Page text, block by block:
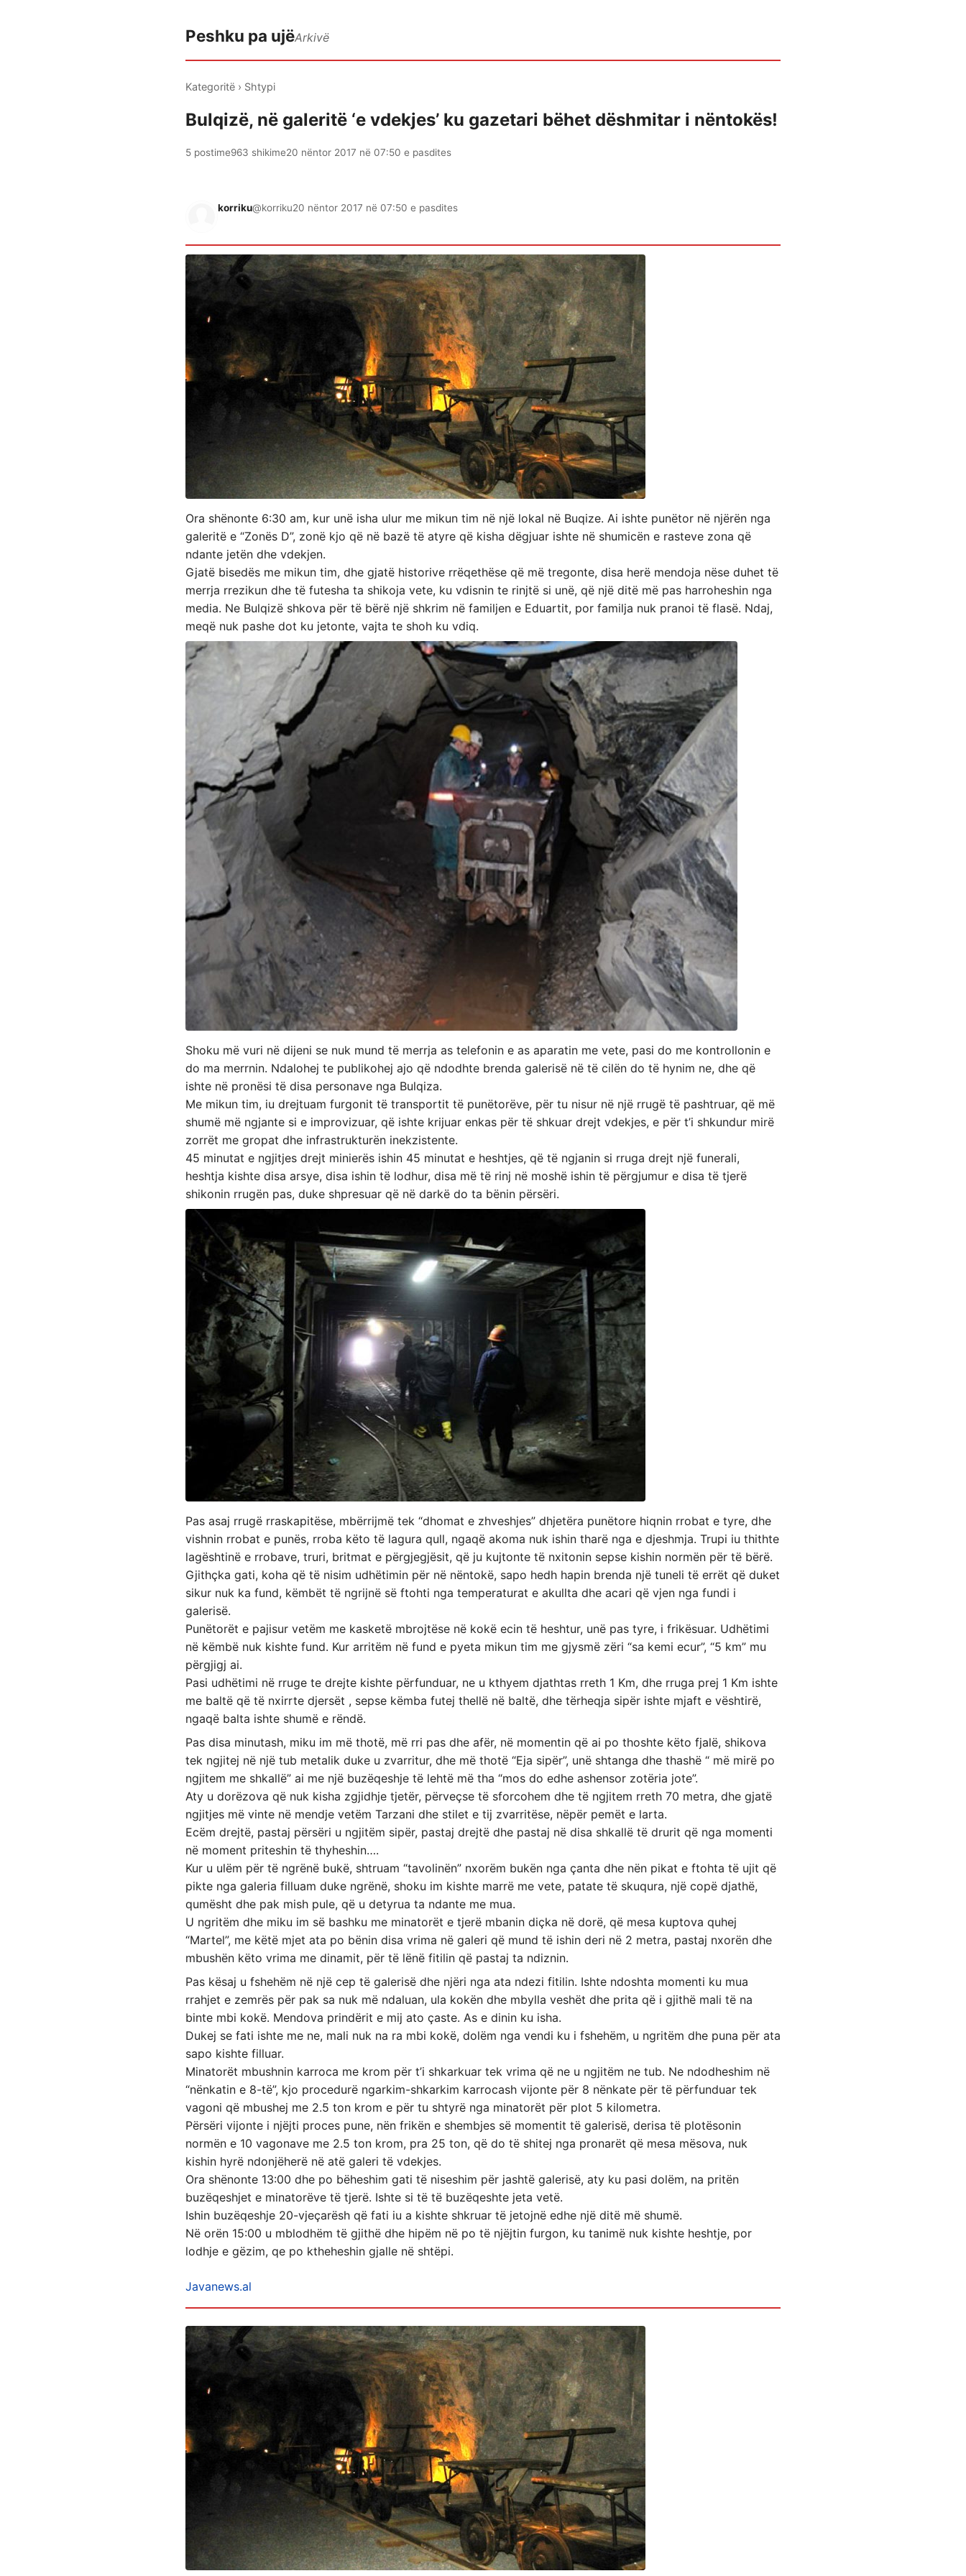
Peshku pa ujëArkivë
Kategoritë › Shtypi
Bulqizë, në galeritë ‘e vdekjes’ ku gazetari bëhet dëshmitar i nëntokës!
5 postime963 shikime20 nëntor 2017 në 07:50 e pasdites
korriku@korriku20 nëntor 2017 në 07:50 e pasdites
Ora shënonte 6:30 am, kur unë isha ulur me mikun tim në një lokal në Buqize. Ai ishte punëtor në njërën nga
galeritë e “Zonës D”, zonë kjo që në bazë të atyre që kisha dëgjuar ishte në shumicën e rasteve zona që
ndante jetën dhe vdekjen.
Gjatë bisedës me mikun tim, dhe gjatë historive rrëqethëse që më tregonte, disa herë mendoja nëse duhet të
merrja rrezikun dhe të futesha ta shikoja vete, ku vdisnin te rinjtë si unë, që një ditë më pas harroheshin nga
media. Ne Bulqizë shkova për të bërë një shkrim në familjen e Eduartit, por familja nuk pranoi të flasë. Ndaj,
meqë nuk pashe dot ku jetonte, vajta te shoh ku vdiq.
Shoku më vuri në dijeni se nuk mund të merrja as telefonin e as aparatin me vete, pasi do me kontrollonin e
do ma merrnin. Ndalohej te publikohej ajo që ndodhte brenda galerisë në të cilën do të hynim ne, dhe që
ishte në pronësi të disa personave nga Bulqiza.
Me mikun tim, iu drejtuam furgonit të transportit të punëtorëve, për tu nisur në një rrugë të pashtruar, që më
shumë më ngjante si e improvizuar, që ishte krijuar enkas për të shkuar drejt vdekjes, e për t’i shkundur mirë
zorrët me gropat dhe infrastrukturën inekzistente.
45 minutat e ngjitjes drejt minierës ishin 45 minutat e heshtjes, që të ngjanin si rruga drejt një funerali,
heshtja kishte disa arsye, disa ishin të lodhur, disa më të rinj në moshë ishin të përgjumur e disa të tjerë
shikonin rrugën pas, duke shpresuar që në darkë do ta bënin përsëri.
Pas asaj rrugë rraskapitëse, mbërrijmë tek “dhomat e zhveshjes” dhjetëra punëtore hiqnin rrobat e tyre, dhe
vishnin rrobat e punës, rroba këto të lagura qull, ngaqë akoma nuk ishin tharë nga e djeshmja. Trupi iu thithte
lagështinë e rrobave, truri, britmat e përgjegjësit, që ju kujtonte të nxitonin sepse kishin normën për të bërë.
Gjithҫka gati, koha që të nisim udhëtimin për në nëntokë, sapo hedh hapin brenda një tuneli të errët që duket
sikur nuk ka fund, këmbët të ngrijnë së ftohti nga temperaturat e akullta dhe acari që vjen nga fundi i
galerisë.
Punëtorët e pajisur vetëm me kasketë mbrojtëse në kokë ecin të heshtur, unë pas tyre, i frikësuar. Udhëtimi
në këmbë nuk kishte fund. Kur arritëm në fund e pyeta mikun tim me gjysmë zëri “sa kemi ecur”, “5 km” mu
përgjigj ai.
Pasi udhëtimi në rruge te drejte kishte përfunduar, ne u kthyem djathtas rreth 1 Km, dhe rruga prej 1 Km ishte
me baltë që të nxirrte djersët , sepse këmba futej thellë në baltë, dhe tërheqja sipër ishte mjaft e vështirë,
ngaqë balta ishte shumë e rëndë.
Pas disa minutash, miku im më thotë, më rri pas dhe afër, në momentin që ai po thoshte këto fjalë, shikova
tek ngjitej në një tub metalik duke u zvarritur, dhe më thotë “Eja sipër”, unë shtanga dhe thashë “ më mirë po
ngjitem me shkallë” ai me një buzëqeshje të lehtë më tha “mos do edhe ashensor zotëria jote”.
Aty u dorëzova që nuk kisha zgjidhje tjetër, përveҫse të sforcohem dhe të ngjitem rreth 70 metra, dhe gjatë
ngjitjes më vinte në mendje vetëm Tarzani dhe stilet e tij zvarritëse, nëpër pemët e larta.
Ecëm drejtë, pastaj përsëri u ngjitëm sipër, pastaj drejtë dhe pastaj në disa shkallë të drurit që nga momenti
në moment priteshin të thyheshin….
Kur u ulëm për të ngrënë bukë, shtruam “tavolinën” nxorëm bukën nga ҫanta dhe nën pikat e ftohta të ujit që
pikte nga galeria filluam duke ngrënë, shoku im kishte marrë me vete, patate të skuqura, një copë djathë,
qumësht dhe pak mish pule, që u detyrua ta ndante me mua.
U ngritëm dhe miku im së bashku me minatorët e tjerë mbanin diçka në dorë, që mesa kuptova quhej
“Martel”, me këtë mjet ata po bënin disa vrima në galeri që mund të ishin deri në 2 metra, pastaj nxorën dhe
mbushën këto vrima me dinamit, për të lënë fitilin që pastaj ta ndiznin.
Pas kësaj u fshehëm në një cep të galerisë dhe njëri nga ata ndezi fitilin. Ishte ndoshta momenti ku mua
rrahjet e zemrës për pak sa nuk më ndaluan, ula kokën dhe mbylla veshët dhe prita që i gjithë mali të na
binte mbi kokë. Mendova prindërit e mij ato ҫaste. As e dinin ku isha.
Dukej se fati ishte me ne, mali nuk na ra mbi kokë, dolëm nga vendi ku i fshehëm, u ngritëm dhe puna për ata
sapo kishte filluar.
Minatorët mbushnin karroca me krom për t’i shkarkuar tek vrima që ne u ngjitëm ne tub. Ne ndodheshim në
“nënkatin e 8-të”, kjo procedurë ngarkim-shkarkim karrocash vijonte për 8 nënkate për të përfunduar tek
vagoni që mbushej me 2.5 ton krom e për tu shtyrë nga minatorët për plot 5 kilometra.
Përsëri vijonte i njëjti proces pune, nën frikën e shembjes së momentit të galerisë, derisa të plotësonin
normën e 10 vagonave me 2.5 ton krom, pra 25 ton, që do të shitej nga pronarët që mesa mësova, nuk
kishin hyrë ndonjëherë në atë galeri të vdekjes.
Ora shënonte 13:00 dhe po bëheshim gati të niseshim për jashtë galerisë, aty ku pasi dolëm, na pritën
buzëqeshjet e minatorëve të tjerë. Ishte si të të buzëqeshte jeta vetë.
Ishin buzëqeshje 20-vjeçarësh që fati iu a kishte shkruar të jetojnë edhe një ditë më shumë.
Në orën 15:00 u mblodhëm të gjithë dhe hipëm në po të njëjtin furgon, ku tanimë nuk kishte heshtje, por
lodhje e gëzim, qe po ktheheshin gjalle në shtëpi.
Javanews.al